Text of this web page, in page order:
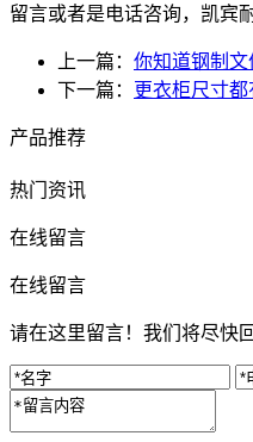
留言或者是电话咨询，凯宾
上一篇： 你知道钢制文
下一篇：
更衣柜尺寸都
产品推荐
热门资讯
在线留言
在线留言
请在这里留言！我们将尽快